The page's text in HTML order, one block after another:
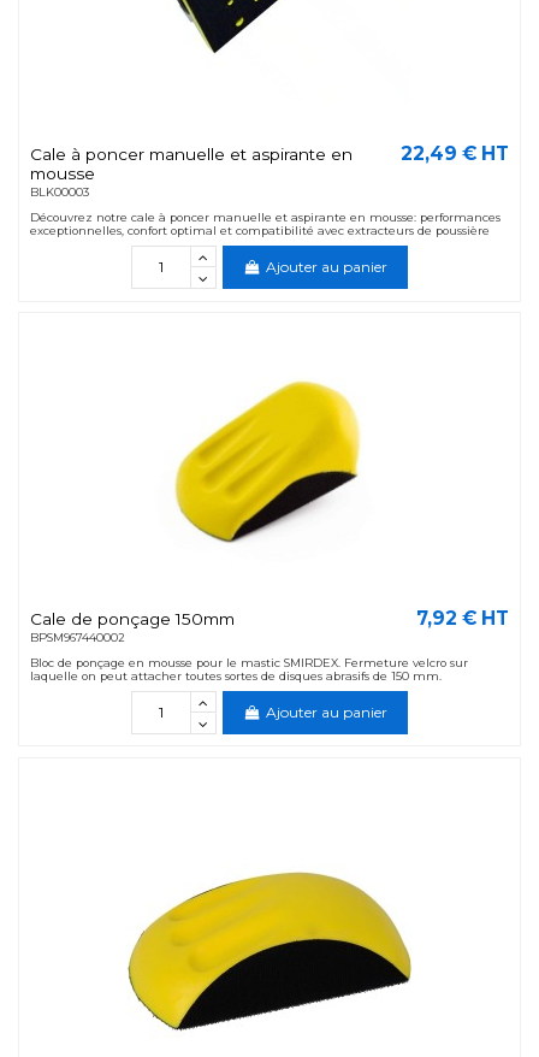
Cale à poncer manuelle et aspirante en
mousse
BLK00003
22,49 € HT
Découvrez notre cale à poncer manuelle et aspirante en mousse: performances
exceptionnelles, confort optimal et compatibilité avec extracteurs de poussière
Ajouter au panier
Cale de ponçage 150mm
BPSM967440002
7,92 € HT
Bloc de ponçage en mousse pour le mastic SMIRDEX. Fermeture velcro sur
laquelle on peut attacher toutes sortes de disques abrasifs de 150 mm.
Ajouter au panier